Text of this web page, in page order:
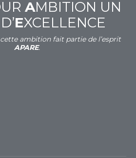
AMBITION UN
EXCELLENCE
ambition fait partie de l’esprit
APARE.